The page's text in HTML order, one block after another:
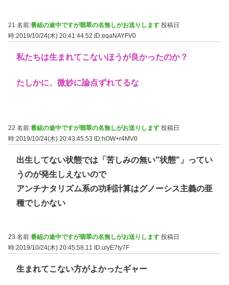
21 名前:番組の途中ですが翡翠の名無しがお送りします 投稿日
時:2019/10/24(木) 20:41:44.52 ID:eqaNAYFV0
私たちは生まれてこないほうが良かったのか？
たしかに、微妙に論点ずれてるな
22 名前:番組の途中ですが翡翠の名無しがお送りします 投稿日
時:2019/10/24(木) 20:43:45.53
ID:hOW+r4MV0
出生してない状態では「苦しみの無い"状態"」ってい
うのが発生しえないので
アンチナタリズム系の功利計算はグノーシス主義の亜
種でしかない
23 名前:番組の途中ですが翡翠の名無しがお送りします 投稿日
時:2019/10/24(木) 20:45:58.11 ID:ulyE7ty7F
生まれてこない方がよかったギャー